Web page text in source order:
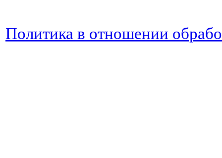
Политика в отношении